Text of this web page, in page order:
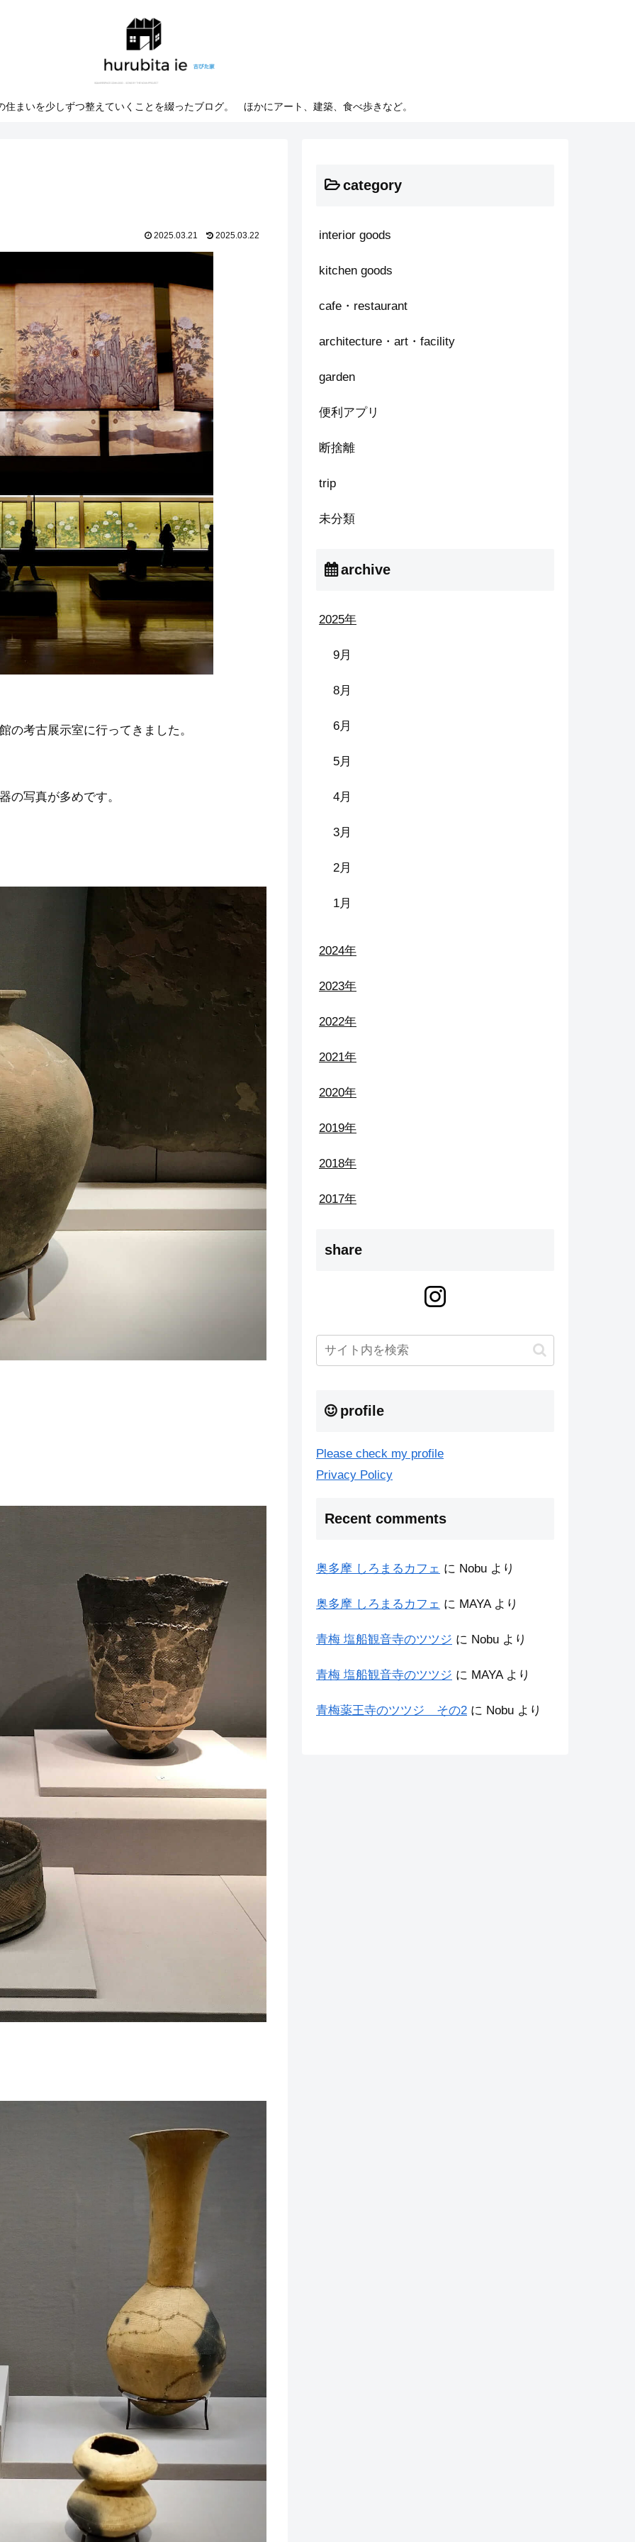
住まいを少しずつ整えていくことを綴ったブログ。 ほかにアート、建築、食べ歩きなど。
2025.03.21 2025.03.22
の考古展示室に行ってきました。
の写真が多めです。
category
interior goods
kitchen goods
cafe・restaurant
architecture・art・facility
garden
便利アプリ
断捨離
trip
未分類
archive
2025年
9月
8月
6月
5月
4月
3月
2月
1月
2024年
2023年
2022年
2021年
2020年
2019年
2018年
2017年
share
profile
Please check my profile
Privacy Policy
Recent comments
奥多摩 しろまるカフェ に Nobu より
奥多摩 しろまるカフェ に MAYAより
青梅 塩船観音寺のツツジ に Nobu より
青梅 塩船観音寺のツツジ に MAYAより
青梅薬王寺のツツジ その2 に Nobu より